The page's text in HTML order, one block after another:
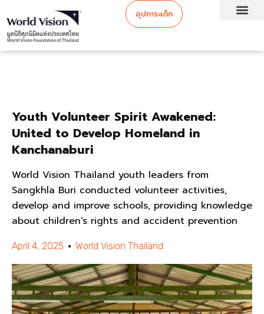
อุปการะเด็ก
Youth Volunteer Spirit Awakened:
United to Develop Homeland in
Kanchanaburi
World Vision Thailand youth leaders from
Sangkhla Buri conducted volunteer activities,
develop and improve schools, providing knowledge
about children's rights and accident prevention
April 4, 2025 World Vision Thailand